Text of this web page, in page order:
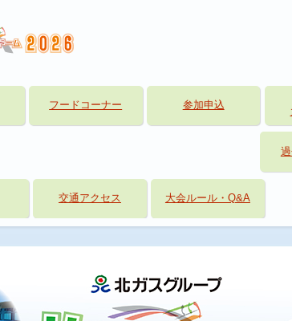
フードコーナー 参加申込
交通アクセス 大会ルール・Q&A